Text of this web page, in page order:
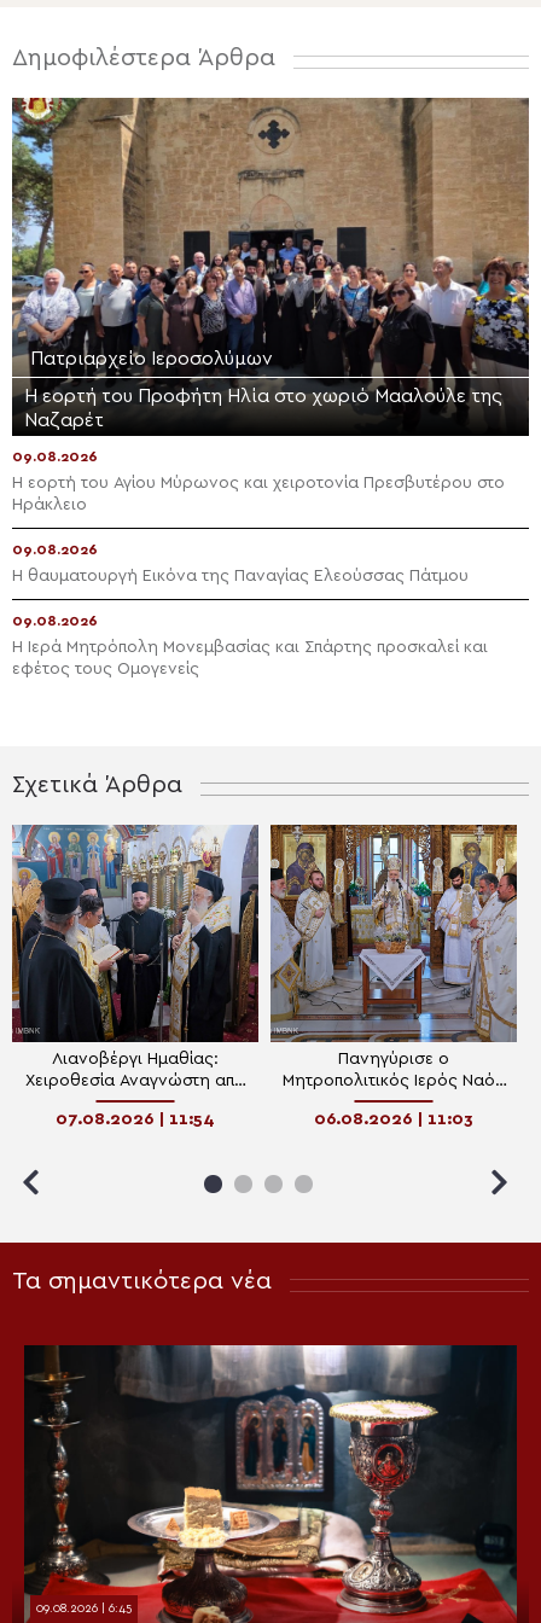
Δημοφιλέστερα Άρθρα
Πατριαρχείο Ιεροσολύμων
Η εορτή του Προφήτη Ηλία στο χωριό Μααλούλε της
Ναζαρέτ
09.08.2026
Η εορτή του Αγίου Μύρωνος και χειροτονία Πρεσβυτέρου στο
Ηράκλειο
09.08.2026
Η θαυματουργή Εικόνα της Παναγίας Ελεούσσας Πάτμου
09.08.2026
Η Ιερά Μητρόπολη Μονεμβασίας και Σπάρτης προσκαλεί και
εφέτος τους Ομογενείς
Σχετικά Άρθρα
Λιανοβέργι Ημαθίας:
Χειροθεσία Αναγνώστη από
τον Μητροπολίτη Βεροίας
07.08.2026 | 11:54
Πανηγύρισε ο
Μητροπολιτικός Ιερός Ναός
Μεταμορφώσεως του
Σωτήρος Ναούσης
06.08.2026 | 11:03
Τα σημαντικότερα νέα
09.08.2026 | 6:45